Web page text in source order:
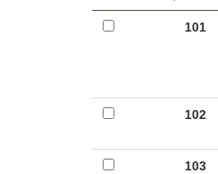
史
研
所-
首
101
102
103